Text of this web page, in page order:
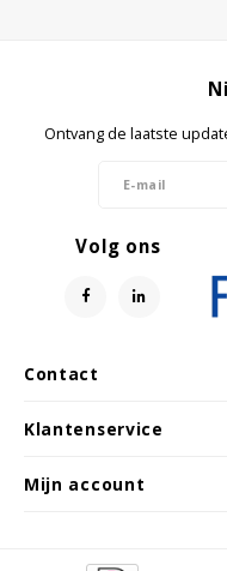
Contact
Ontvang de laatste
Volg ons
Klantenservice
Mijn account